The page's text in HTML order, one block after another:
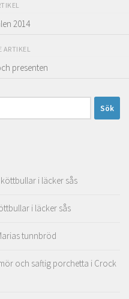
2014
ARTIKEL
presenten
i läcker sås
i läcker sås
tunnbröd
och saftig porchetta i Crock